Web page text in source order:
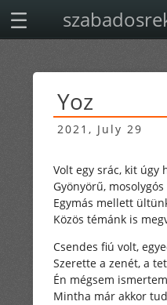
Yoz
2021, July 29
Volt egy srác, kit úgy
Gyönyörű,
Egymás mellett
Közös témánk is
Csendes fiú volt,
Szerette a zenét, a
Én mégsem
Mintha már akkor